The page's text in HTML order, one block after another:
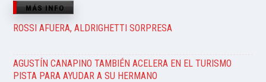
MÁS INFO
ROSSI AFUERA, ALDRIGHETTI SORPRESA
AGUSTÍN CANAPINO TAMBIÉN ACELERA EN EL TURISMO
PISTA PARA AYUDAR A SU HERMANO